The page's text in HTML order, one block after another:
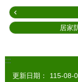
居家
:::
更新日期： 115-08-